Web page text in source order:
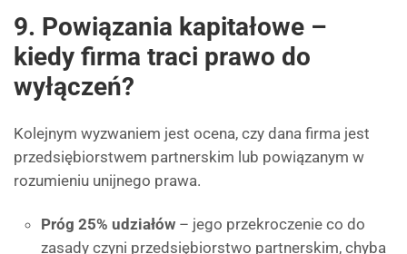
9. Powiązania kapitałowe –
kiedy firma traci prawo do
wyłączeń?
Kolejnym wyzwaniem jest ocena, czy dana firma jest
przedsiębiorstwem partnerskim lub powiązanym w
rozumieniu unijnego prawa.
Próg 25% udziałów – jego przekroczenie co do
zasady czyni przedsiębiorstwo partnerskim, chyba